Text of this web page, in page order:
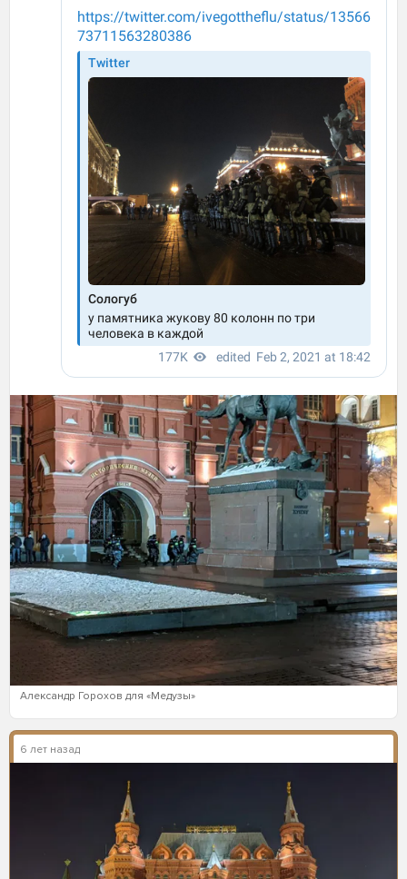
Александр Горохов для «Медузы»
6 лет назад